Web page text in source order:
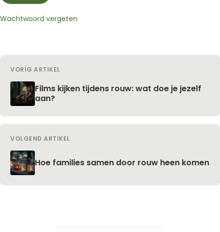
Wachtwoord vergeten
VORIG ARTIKEL
Films kijken tijdens rouw: wat doe je jezelf
aan?
VOLGEND ARTIKEL
Hoe families samen door rouw heen komen